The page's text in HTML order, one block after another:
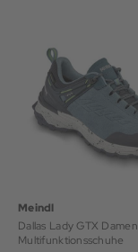
Meindl
Dallas Lady GTX Damen
Multifunktionsschuhe